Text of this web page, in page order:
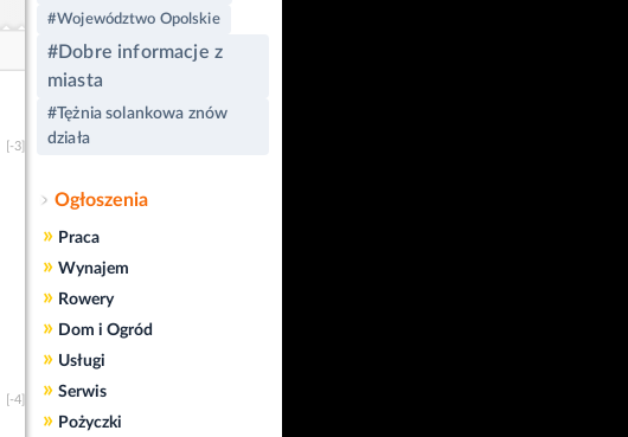
[-3]
[-4]
#Województwo Opolskie
#Dobre informacje z
miasta
#Tężnia solankowa znów
działa
Ogłoszenia
» Praca
» Wynajem
» Rowery
» Dom i Ogród
» Usługi
» Serwis
» Pożyczki